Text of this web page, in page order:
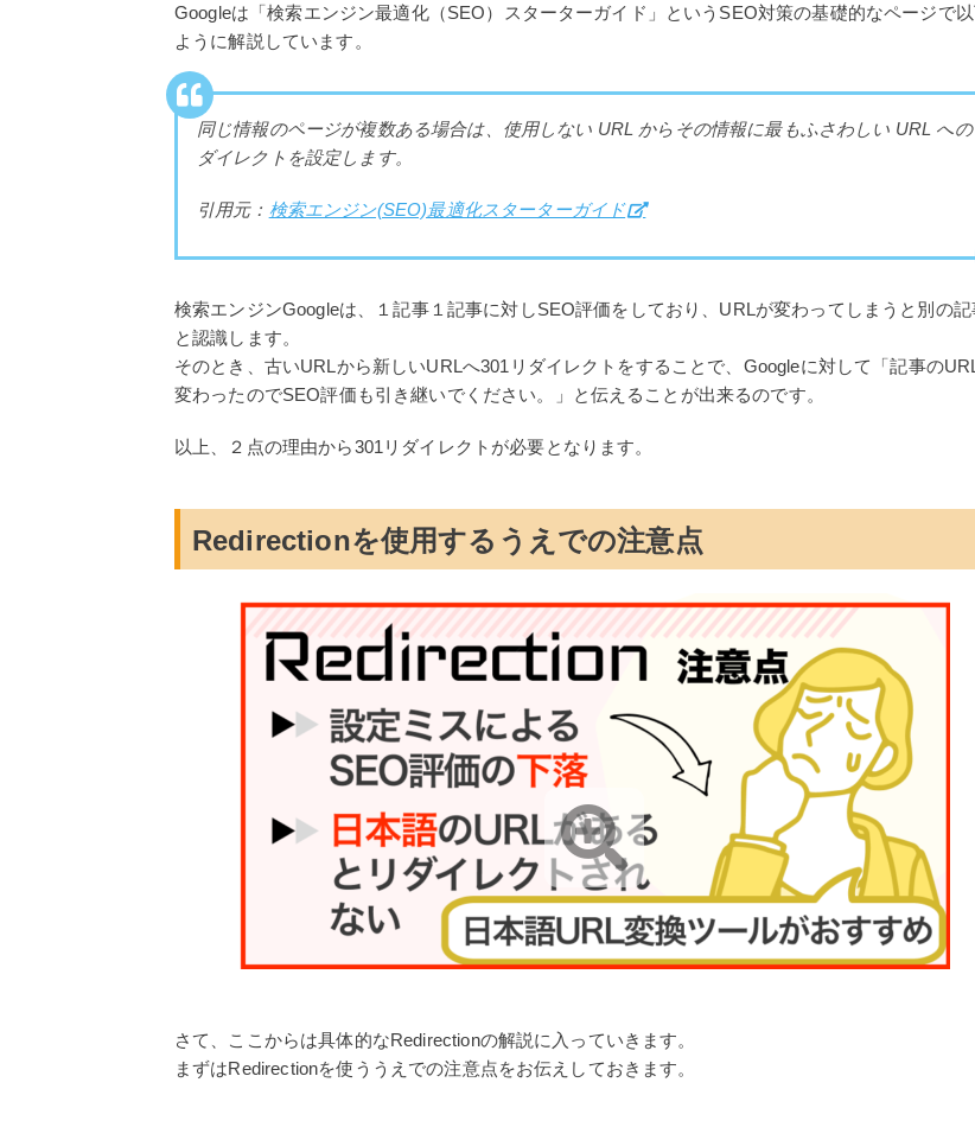
Googleは「検索エンジン最適化（SEO）スターターガイド」というSEO対策の基礎的なページで
ように解説しています。
同じ情報のページが複数ある場合は、使用しない URL からその情報に最もふさわしい URL への
ダイレクトを設定します。
引用元： 検索エンジン(SEO)最適化スターターガイド
検索エンジンGoogleは、１記事１記事に対しSEO評価をしており、URLが変わってしまうと別の記
と認識します。
そのとき、古いURLから新しいURLへ301リダイレクトをすることで、Googleに対して「記事の
変わったのでSEO評価も引き継いでください。」と伝えることが出来るのです。
以上、２点の理由から301リダイレクトが必要となります。
Redirectionを使用するうえでの注意点
さて、ここからは具体的なRedirectionの解説に入っていきます。
まずはRedirectionを使ううえでの注意点をお伝えしておきます。